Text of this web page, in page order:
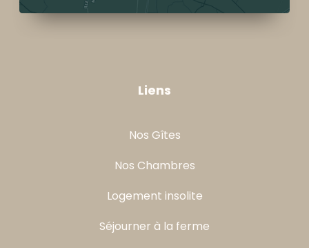
Liens
Nos Gîtes
Nos Chambres
Logement insolite
Séjourner à la ferme